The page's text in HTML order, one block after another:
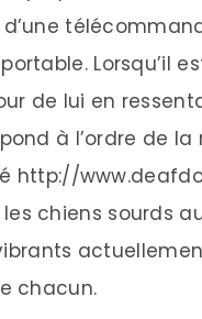
Lorsqu’il
de lui en
à l’ordre de la
http://
chiens sourds
chacun.